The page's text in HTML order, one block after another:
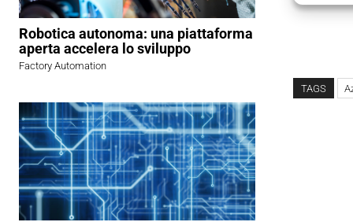
Robotica autonoma: una piattaforma
aperta accelera lo sviluppo
Factory Automation
TAGS